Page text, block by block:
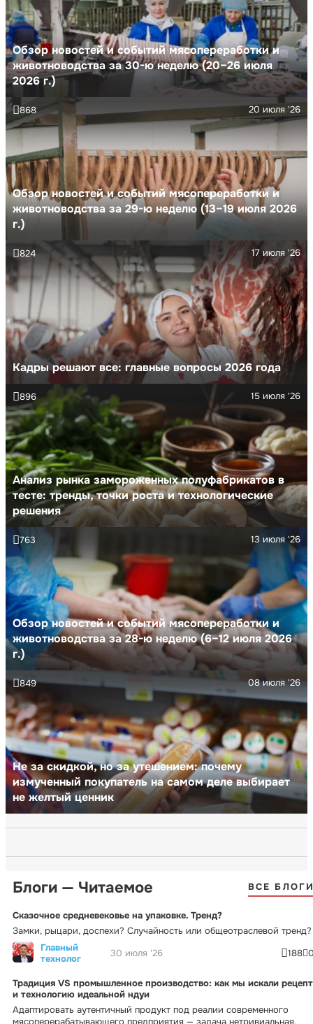
Обзор новостей и событий мясопереработки и
животноводства за 30-ю неделю (20–26 июля
2026 г.)
Обзор новостей и событий мясопереработки и
животноводства за 29-ю неделю (13–19 июля 2026
г.)
20 июля '26
868
Кадры решают все: главные вопросы 2026 года
17 июля '26
824
Анализ рынка замороженных полуфабрикатов в
тесте: тренды, точки роста и технологические
решения
15 июля '26
896
Обзор новостей и событий мясопереработки и
животноводства за 28-ю неделю (6–12 июля 2026
г.)
13 июля '26
763
Не за скидкой, но за утешением: почему
измученный покупатель на самом деле выбирает
не желтый ценник
08 июля '26
849
Блоги — Читаемое ВСЕ
Сказочное средневековье на упаковке. Тренд?
Замки, рыцари, доспехи? Случайность или общеотраслевой тренд?
Главный
технолог
30 июля '26 188
Традиция VS промышленное производство: как мы искали рецепт
и технологию идеальной ндуи
Адаптировать аутентичный продукт под реалии современного
мясоперерабатывающего предприятия — задача нетривиальная.